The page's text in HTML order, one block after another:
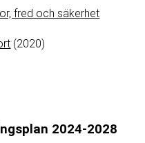
fred och säkerhet
(2020)
2024-2028